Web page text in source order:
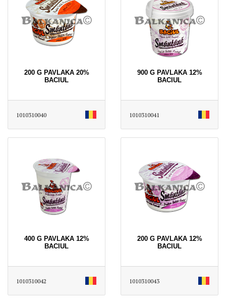
200 G PAVLAKA 20%
BACIUL
1010310040
900 G PAVLAKA 12%
BACIUL
1010310041
400 G PAVLAKA 12%
BACIUL
1010310042
200 G PAVLAKA 12%
BACIUL
1010310043